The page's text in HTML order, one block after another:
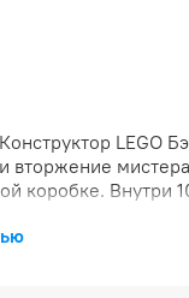
LEGO
вторжение
коробке. Внутри